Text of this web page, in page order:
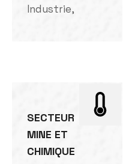
Industrie,
SECTEUR
MINE ET
CHIMIQUE